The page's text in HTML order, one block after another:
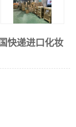
快递进口化妆